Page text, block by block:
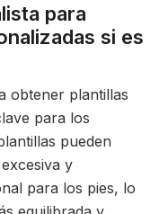
para
si es
obtener plantillas
para los
pueden
y
para los pies, lo